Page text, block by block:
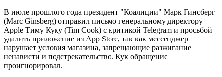
В июле прошлого года президент "Коалиции" Марк Гинсберг
(Marc Ginsberg) отправил письмо генеральному директору
Apple Тиму Куку (Tim Cook) с критикой Telegram и просьбой
удалить приложение из App Store, так как мессенджер
нарушает условия магазина, запрещающие разжигание
ненависти и подстрекательство. Кук обращение
проигнорировал.